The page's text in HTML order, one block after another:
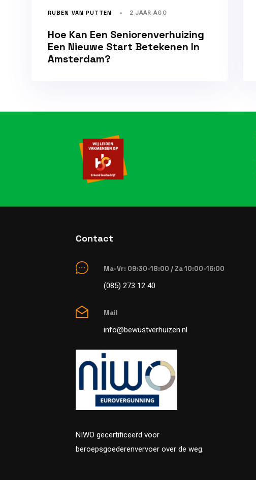
RUBEN VAN PUTTEN 2 JAAR AGO
Hoe Kan Een Seniorenverhuizing
Een Nieuwe Start Betekenen In
Amsterdam?
Contact
Ma-Vr: 09:30-18:00 / Za 10:00-16:00
(085) 273 12 40
Mail
info@bewustverhuizen.nl
NIWO gecertificeerd voor
beroepsgoederenvervoer over de weg.